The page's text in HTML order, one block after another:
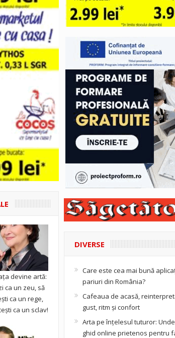
devine artă:
ca un zeu, să
ca un rege,
ca un sclav!
DIVERSE
Care este cea mai bună
pariuri din România?
Cafeaua de acasă,
gust, ritm și confort
Arta pe înțelesul tuturor:
ghid online prietenos pentru